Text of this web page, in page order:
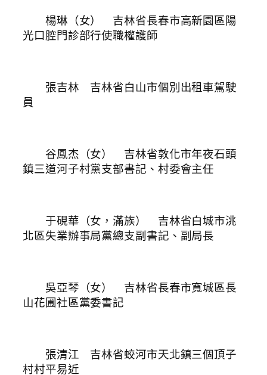
楊琳（女） 吉林省長春市高新園區陽
光口腔門診部行使職權護師
張吉林 吉林省白山市個別出租車駕駛
員
谷鳳杰（女） 吉林省敦化市年夜石頭
鎮三道河子村黨支部書記、村委會主任
于硯華（女，滿族） 吉林省白城市洮
北區失業辦事局黨總支副書記、副局長
吳亞琴（女） 吉林省長春市寬城區長
山花圃社區黨委書記
張清江 吉林省蛟河市天北鎮三個頂子
村村平易近